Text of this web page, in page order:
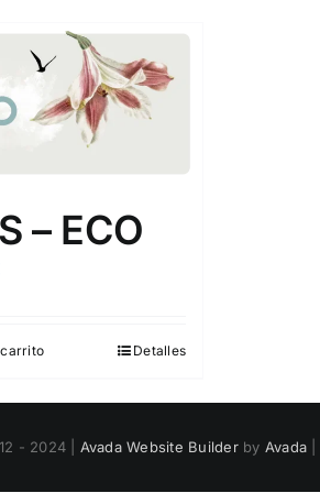
– ECO
Detalles
- 2024 | Avada Website Builderby Avada|